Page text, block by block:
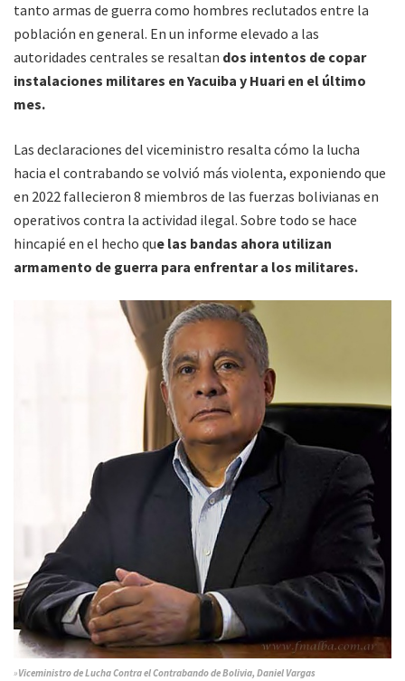
tanto armas de guerra como hombres reclutados entre la
población en general. En un informe elevado a las
autoridades centrales se resaltan dos intentos de copar
instalaciones militares en Yacuiba y Huari en el último
mes.
Las declaraciones del viceministro resalta cómo la lucha
hacia el contrabando se volvió más violenta, exponiendo que
en 2022 fallecieron 8 miembros de las fuerzas bolivianas en
operativos contra la actividad ilegal. Sobre todo se hace
hincapié en el hecho que las bandas ahora utilizan
armamento de guerra para enfrentar a los militares.
»Viceministro de Lucha Contra el Contrabando de Bolivia, Daniel Vargas